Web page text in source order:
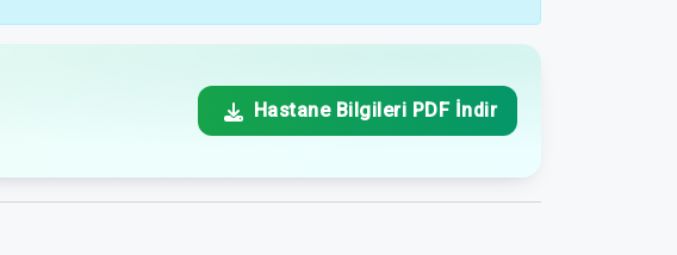
Hastane Bilgileri PDF İndir